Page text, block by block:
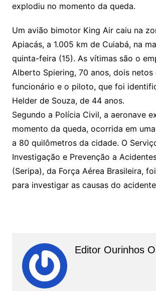
explodiu no momento da queda.
Um avião bimotor King Air caiu na
Apiacás, a 1.005 km de Cuiabá, na
quinta-feira (15). As vítimas são o
Alberto Spiering, 70 anos, dois netos
funcionário e o piloto, que foi
Helder de Souza, de 44 anos.
Segundo a Polícia Civil, a aeronave
momento da queda, ocorrida em
a 80 quilômetros da cidade. O
Investigação e Prevenção a
(Seripa), da Força Aérea Brasileira,
para investigar as causas do
Editor Ourinhos